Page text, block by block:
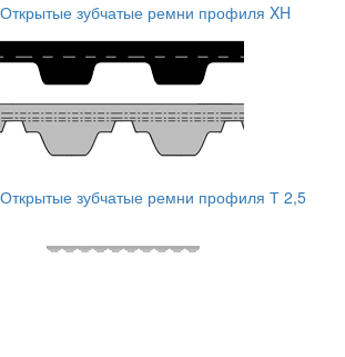
Открытые зубчатые ремни профиля XH
Открытые зубчатые ремни профиля Т 2,5